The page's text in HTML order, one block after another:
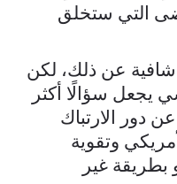
التي ستخلق
شافية عن ذلك، لكن
يجعل سؤالًا أكثر
دور الارتباك
وتقوية
بطريقة غير